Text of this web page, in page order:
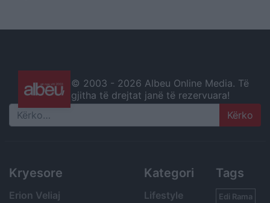
© 2003 - 2026 Albeu Online Media. Të
gjitha të drejtat janë të rezervuara!
Search
Kryesore
Erion Veliaj
Kategori
Lifestyle
Tags
Edi Rama